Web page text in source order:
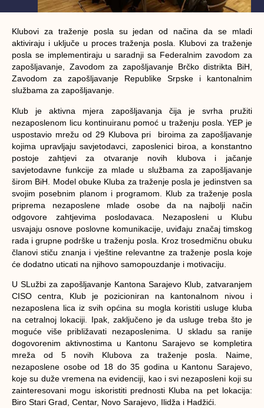
Klubovi za traženje posla su jedan od načina da se mladi
aktiviraju i uključe u proces traženja posla. Klubovi za traženje
posla se implementiraju u saradnji sa Federalnim zavodom za
zapošljavanje, Zavodom za zapošljavanje Brčko distrikta BiH,
Zavodom za zapošljavanje Republike Srpske i kantonalnim
službama za zapošljavanje.
Klub je aktivna mjera zapošljavanja čija je svrha pružiti
nezaposlenom licu kontinuiranu pomoć u traženju posla. YEP je
uspostavio mrežu od 29 Klubova pri biroima za zapošljavanje
kojima upravljaju savjetodavci, zaposlenici biroa, a konstantno
postoje zahtjevi za otvaranje novih klubova i jačanje
savjetodavne funkcije za mlade u službama za zapošljavanje
širom BiH. Model obuke Kluba za traženje posla je jedinstven sa
svojim posebnim planom i programom. Klub za traženje posla
priprema nezaposlene mlade osobe da na najbolji način
odgovore zahtjevima poslodavaca. Nezaposleni u Klubu
usvajaju osnove poslovne komunikacije, uviđaju značaj timskog
rada i grupne podrške u traženju posla. Kroz trosedmičnu obuku
članovi stiču znanja i vještine relevantne za traženje posla koje
će dodatno uticati na njihovo samopouzdanje i motivaciju.
U SLužbi za zapošljavanje Kantona Sarajevo Klub, zatvaranjem
CISO centra, Klub je pozicioniran na kantonalnom nivou i
nezaposlena lica iz svih općina su mogla koristiti usluge kluba
na cetralnoj lokaciji. Ipak, zaključeno je da usluge treba što je
moguće više približavati nezaposlenima. U skladu sa ranije
dogovorenim aktivnostima u Kantonu Sarajevo se kompletira
mreža od 5 novih Klubova za traženje posla. Naime,
nezaposlene osobe od 18 do 35 godina u Kantonu Sarajevo,
koje su duže vremena na evidenciji, kao i svi nezaposleni koji su
zainteresovani mogu iskoristiti prednosti Kluba na pet lokacija:
Biro Stari Grad, Centar, Novo Sarajevo, Ilidža i Hadžići.